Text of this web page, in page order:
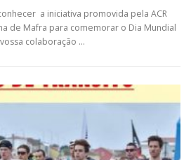
a iniciativa promovida pela ACR
de Mafra para comemorar o Dia Mundial
colaboração …